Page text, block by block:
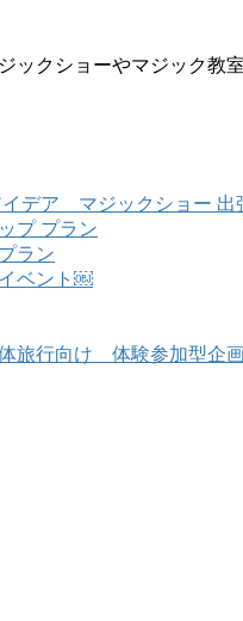
クショーやマジック教
デア マジックショー 出
プ プラン
ラン
イベント￼
体旅行向け 体験参加型企